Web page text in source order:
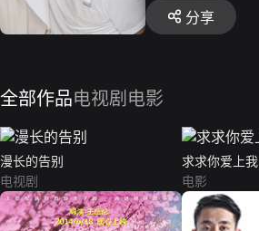
分享
全部作品电视剧 电影
漫长的告别
电视剧
求求你爱上我
电影